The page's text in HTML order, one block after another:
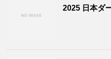
2025 日本ダ